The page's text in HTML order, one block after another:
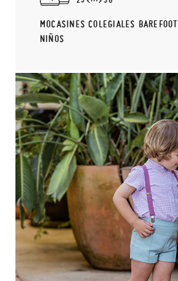
MOCASINES COLEGIALES BAREFOOT
NIÑOS